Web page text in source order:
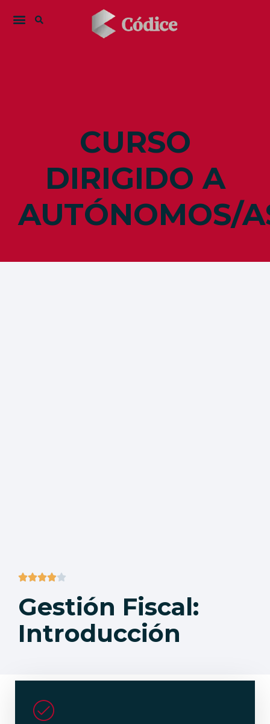
CURSO
DIRIGIDO A
AUTÓNOMOS/

Gestión Fiscal:
Introducción